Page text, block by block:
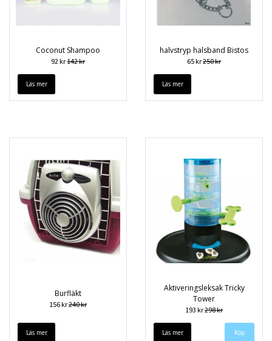
Coconut Shampoo
92 kr142 kr
Läs mer
halvstryp halsband Bistos
65 kr250 kr
Läs mer
Burfläkt
156 kr240 kr
Läs mer
Aktiveringsleksak Tricky
Tower
193 kr298 kr
Läs mer